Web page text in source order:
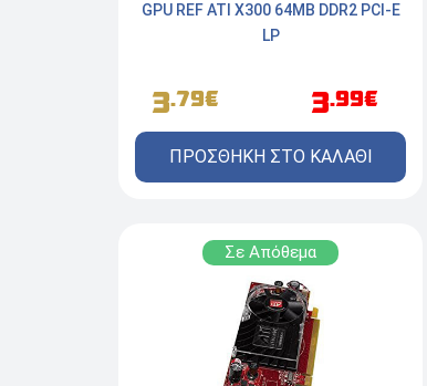
GPU REF ATI X300 64MB DDR2 PCI-E
LP
3.79€ 3.99€
ΠΡΟΣΘΗΚΗ ΣΤΟ ΚΑΛΑΘΙ
Σε Απόθεμα